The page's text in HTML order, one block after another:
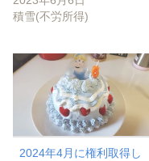
積雪(不労所得)
2024年4月に権利取得し